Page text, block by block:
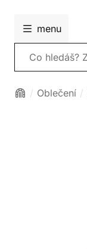
menu
Vyhledávání
Oblečení